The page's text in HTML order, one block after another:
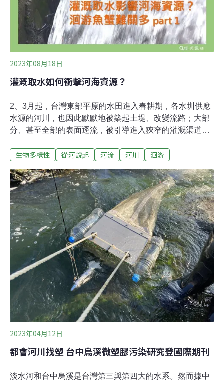
困在路上乾死之外，讓我們試著從幾條河的現況來理解，
看似理所當然的農業灌溉取水，到底用什麼樣的方式，損
傷了河溪生物多樣性（或說河海生產力）？ 在part1，我們
介紹了「之一：全河道圍堰取水」以及「之二
2023年08月18日
灌溉取水如何衝擊河海資源？
2、3月起，台灣東部平原的水田進入春耕期，各水圳供應
水源的河川，也因此默默地被築起土堤、改變流路；大部
分、甚至全部的表面逕流，被引導進入狹窄的灌溉渠道，
們，這平常該是有充足水量的湍流路。而水路被切換跑道
頗大，但豐水期大致是10月到隔年2月），豐水期出生下
漂至河口近海的洄游魚蝦蟹苗，正陸續回到島嶼陸域，沿
著大小溪流上溯，展開牠們這一代的成長與繁衍。這些河
海洄游物種的幼苗看似量大，是環境變數大的生物演化成
「以量取勝」的繁殖策略。舉例而言，一批可能10萬隻仔
稚魚孵化就開始闖關，浮游狀態的下漂過程已經大半進了
其他動物肚子，若遇河床乾涸就擱淺整批陣亡；有幸入海
的個體變成更多海洋動物的食物，造就我們依賴的海洋生
產力；數月後返回河流的可能只剩10隻，但眼前一樣關關
難過。也因此，我們若還買這些小小的紅頭魩仔
生物多樣性 從河說起 河流 河川 洄游
2023年04月12日
都會河川找塑 台中烏溪微塑膠污染研究登國際期刊
淡水河和台中烏溪是台灣第三與第四大的水系。然而據中